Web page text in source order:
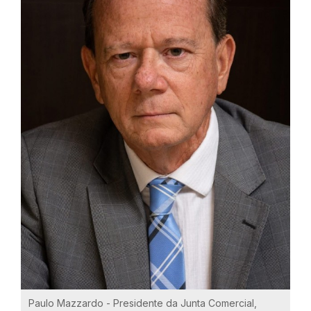
Paulo Mazzardo - Presidente da Junta Comercial,